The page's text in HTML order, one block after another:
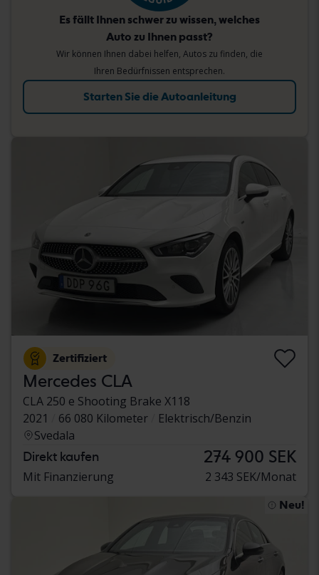
Es fällt Ihnen schwer zu wissen, welches
Auto zu Ihnen passt?
Wir können Ihnen dabei helfen, Autos zu finden, die
Ihren Bedürfnissen entsprechen.
Starten Sie die Autoanleitung
Zertifiziert
Mercedes CLA
CLA 250 e Shooting Brake X118
2021
66 080 Kilometer
Elektrisch/Benzin
Svedala
Direkt kaufen 274 900 SEK
Mit Finanzierung 2 343 SEK/Monat
Neu!